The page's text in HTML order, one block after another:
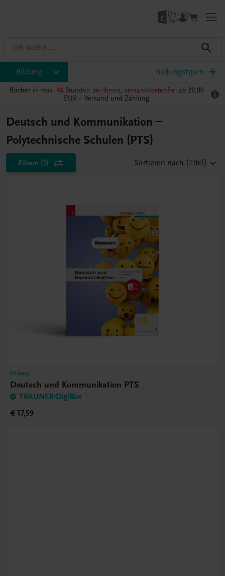
Bildung Bildungstypen
Bücher in max. 48 Stunden bei Ihnen, versandkostenfrei ab 29,00
EUR – Versand und Zahlung
Deutsch und Kommunikation –
Polytechnische Schulen (PTS)
Filtern (1) Sortieren nach (Titel)
Bildung
Deutsch und Kommunikation PTS
TRAUNER-DigiBox
€ 17,59